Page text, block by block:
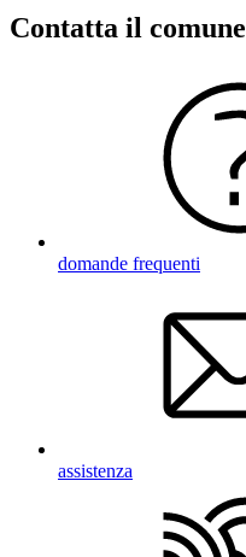
Contatta il comune
domande frequenti
assistenza